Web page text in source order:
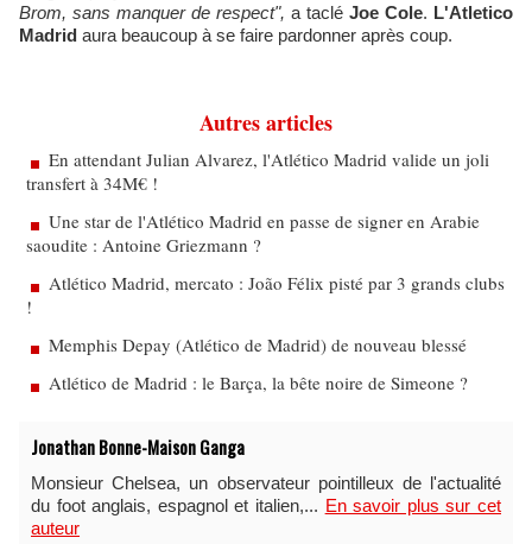
Brom, sans manquer de respect", a taclé Joe Cole. L'Atletico
Madrid aura beaucoup à se faire pardonner après coup.
Autres articles
En attendant Julian Alvarez, l'Atlético Madrid valide un joli
transfert à 34M€ !
Une star de l'Atlético Madrid en passe de signer en Arabie
saoudite : Antoine Griezmann ?
Atlético Madrid, mercato : João Félix pisté par 3 grands clubs
!
Memphis Depay (Atlético de Madrid) de nouveau blessé
Atlético de Madrid : le Barça, la bête noire de Simeone ?
Jonathan Bonne-Maison Ganga
Monsieur Chelsea, un observateur pointilleux de l'actualité
du foot anglais, espagnol et italien,... En savoir plus sur cet
auteur